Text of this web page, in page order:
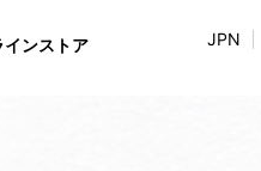
JPN
インストア